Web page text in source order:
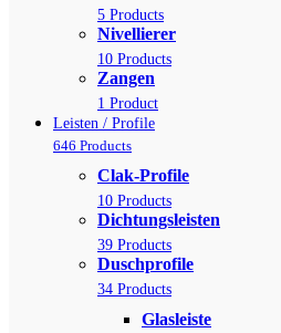
5 Products
Nivellierer
10 Products
Zangen
1 Product
Leisten / Profile
646 Products
Clak-Profile
10 Products
Dichtungsleisten
39 Products
Duschprofile
34 Products
Glasleiste